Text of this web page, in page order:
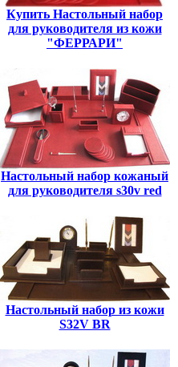
Купить Настольный набор
для руководителя из кожи
"ФЕРРАРИ"
Настольный набор кожаный
для руководителя s30v red
Настольный набор из кожи
S32V BR